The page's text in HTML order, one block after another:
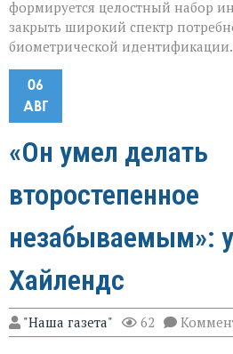
формируется целостный набор
закрыть широкий спектр
биометрической идентификации.
06
АВГ
«Он умел делать
второстепенное
незабываемым»:
Хайлендс
"Наша газета" 62